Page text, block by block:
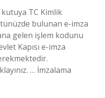
kutuya TC Kimlik
bulunan e-imza
gelen işlem kodunu
Kapısı e-imza
… İmzalama